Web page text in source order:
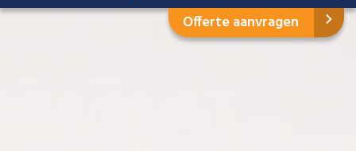
Offerte aanvragen